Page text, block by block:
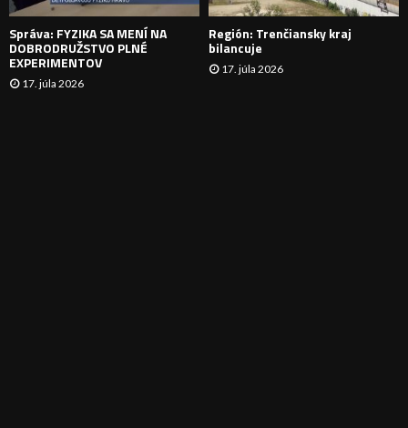
E
Správa: FYZIKA SA MENÍ NA
DOBRODRUŽSTVO PLNÉ
EXPERIMENTOV
17. júla 2026
Región: Trenčiansky kraj
bilancuje
17. júla 2026